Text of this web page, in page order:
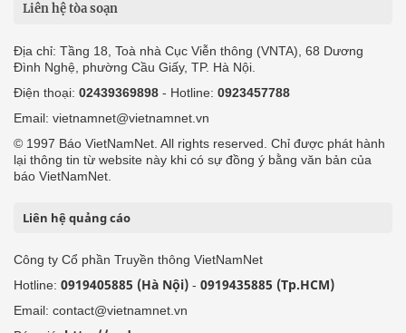
Liên hệ tòa soạn
Địa chỉ: Tầng 18, Toà nhà Cục Viễn thông (VNTA), 68 Dương
Đình Nghệ, phường Cầu Giấy, TP. Hà Nội.
Điện thoại: 02439369898 - Hotline: 0923457788
Email: vietnamnet@vietnamnet.vn
© 1997 Báo VietNamNet. All rights reserved. Chỉ được phát hành
lại thông tin từ website này khi có sự đồng ý bằng văn bản của
báo VietNamNet.
Liên hệ quảng cáo
Công ty Cổ phần Truyền thông VietNamNet
Hotline: 0919405885 (Hà Nội) - 0919435885 (Tp.HCM)
Email: contact@vietnamnet.vn